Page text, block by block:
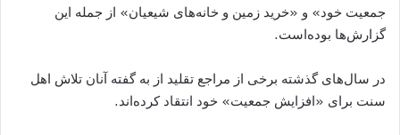
جمعیت خود» و «خرید زمین و خانههای شیعیان» از جمله این
گزارشها بودهاست.
در سالهای گذشته برخی از مراجع تقلید از به گفته آنان تلاش اهل
سنت برای «افزایش جمعیت» خود انتقاد کردهاند.